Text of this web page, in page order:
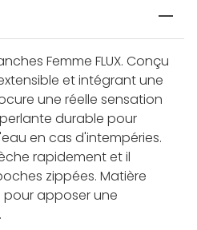
Femme FLUX. Conçu
et intégrant une
une réelle sensation
durable pour
en cas d'intempéries.
rapidement et il
zippées. Matière
apposer une